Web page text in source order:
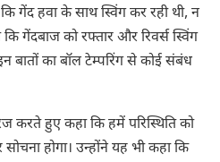
गेंद हवा के साथ स्विंग कर रही थी, न
गेंदबाज को रफ्तार और रिवर्स स्विंग
बातों का बॉल टेम्परिंग से कोई संबंध
करते हुए कहा कि हमें परिस्थिति को
होगा। उन्होंने यह भी कहा कि